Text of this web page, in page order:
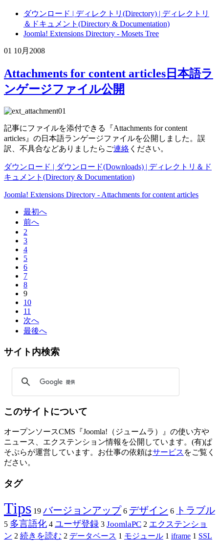
ダウンロード | ディレクトリ(Directory) | ディレクトリ
＆ドキュメント(Directory & Documentation)
Joomla! Extensions Directory - Mosets Tree
01 10月 2008
Attachments for content articles日本語ラ
ンゲージファイル公開
記事にファイルを添付できる『Attachments for content
articles』の日本語ランゲージファイルを公開しました。誤
訳、不具合などありましたらご連絡 ください。
ダウンロード | ダウンロード(Downloads) | ディレクトリ＆ド
キュメント(Directory & Documentation)
Joomla! Extensions Directory - Attachments for content articles
最初へ
前へ
2
3
4
5
6
7
8
9
10
11
次へ
最後へ
サイト内検索
このサイトについて
オープンソースCMS『Joomla!（ジュームラ）』の使い方や
ニュース、エクステンション情報を公開しています。(有)ぱ
そぷらが運営しています。お仕事の依頼はサービス をご覧く
ださい。
タグ
Tips 19 バージョンアップ 6 デザイン 6 トラブル
5 多言語化 4 ユーザ登録 3 JoomlaPC 2 エクステンショ
ン 2 続きを読む 2 データベース 1 モジュール 1 iframe 1 SSL